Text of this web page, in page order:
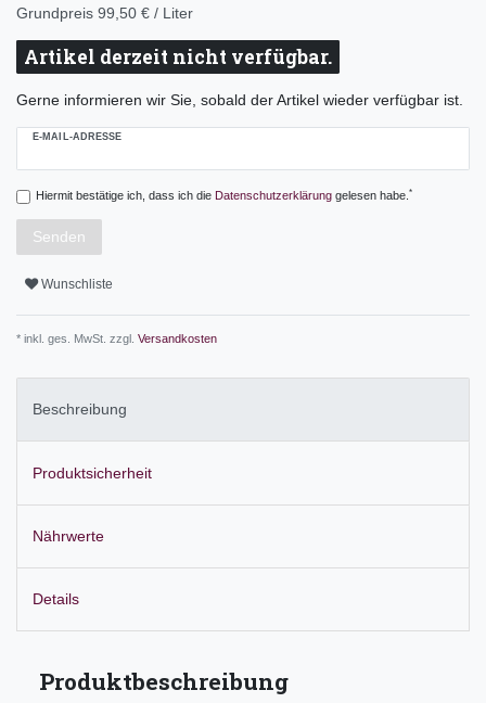
Grundpreis 99,50 € / Liter
Artikel derzeit nicht verfügbar.
Gerne informieren wir Sie, sobald der Artikel wieder verfügbar ist.
E-MAIL-ADRESSE
Hiermit bestätige ich, dass ich die Daten­schutz­erklärunggelesen habe. *
Senden
Wunschliste
* inkl. ges. MwSt. zzgl. Versandkosten
Beschreibung
Produktsicherheit
Nährwerte
Details
Produktbeschreibung